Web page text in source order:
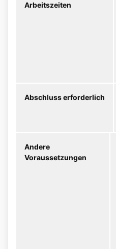
Arbeitszeiten
Abschluss erforderlich
Andere
Voraussetzungen